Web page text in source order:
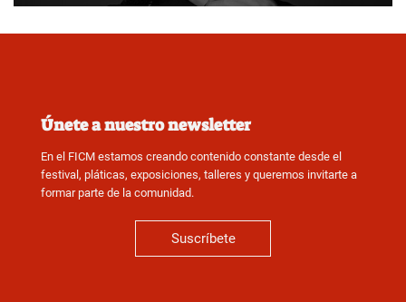
Únete a nuestro newsletter
En el FICM estamos creando contenido constante desde el
festival, pláticas, exposiciones, talleres y queremos invitarte a
formar parte de la comunidad.
Suscríbete